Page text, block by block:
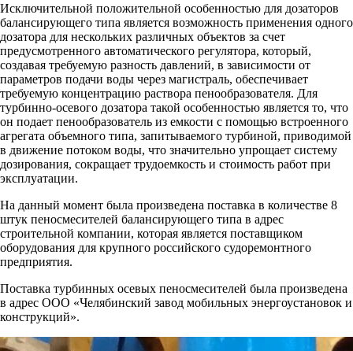
Исключительной положительной особенностью для дозаторов
балансирующего типа является возможность применения одного
дозатора для нескольких различных объектов за счет
предусмотренного автоматического регулятора, который,
создавая требуемую разность давлений, в зависимости от
параметров подачи воды через магистраль, обеспечивает
требуемую концентрацию раствора пенообразователя. Для
турбинно-осевого дозатора такой особенностью является то, что
он подает пенообразователь из емкости с помощью встроенного
агрегата объемного типа, запитываемого турбиной, приводимой
в движение потоком воды, что значительно упрощает систему
дозирования, сокращает трудоемкость и стоимость работ при
эксплуатации.
На данный момент была произведена поставка в количестве 8
штук пеносмесителей балансирующего типа в адрес
строительной компании, которая является поставщиком
оборудования для крупного российского судоремонтного
предприятия.
Поставка турбинных осевых пеносмесителей была произведена
в адрес ООО «Челябинский завод мобильных энергоустановок и
конструкций».